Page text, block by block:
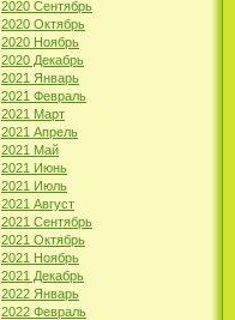
2020 Сентябрь
2020 Октябрь
2020 Ноябрь
2020 Декабрь
2021 Январь
2021 Февраль
2021 Март
2021 Апрель
2021 Май
2021 Июнь
2021 Июль
2021 Август
2021 Сентябрь
2021 Октябрь
2021 Ноябрь
2021 Декабрь
2022 Январь
2022 Февраль